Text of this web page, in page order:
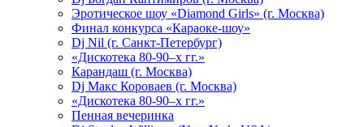
Эротическое шоу «Diamond Girls» (г. Москва)
Финал конкурса «Караоке-шоу»
Dj Nil (г. Санкт-Петербург)
«Дискотека 80-90–х гг.»
Карандаш (г. Москва)
Dj Макс Короваев (г. Москва)
«Дискотека 80-90–х гг.»
Пенная вечеринка